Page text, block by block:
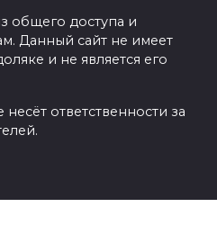
общего доступа и
Данный сайт не имеет
и не является его
ответственности за